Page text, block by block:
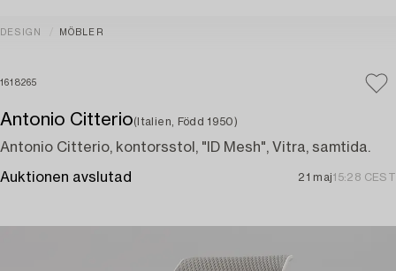
DESIGN MÖBLER
1618265
Antonio Citterio(Italien, Född 1950)
Antonio Citterio, kontorsstol, "ID Mesh", Vitra, samtida.
Auktionen avslutad 21 maj15:28 CEST